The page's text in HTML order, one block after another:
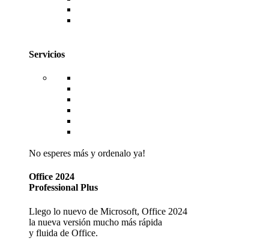
Servicios
No esperes más y ordenalo ya!
Office 2024
Professional Plus
Llego lo nuevo de Microsoft, Office 2024
la nueva versión mucho más rápida
y fluida de Office.